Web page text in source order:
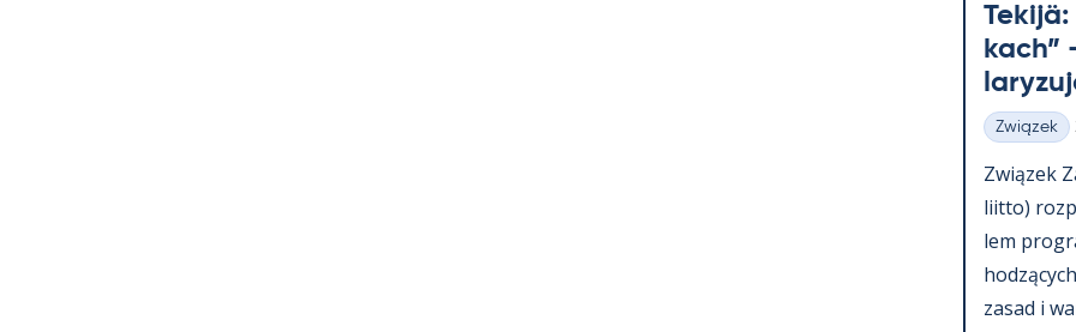
Te­kijä:
Kategorie
Związek
Związek
liitto)
lem
za­sad i